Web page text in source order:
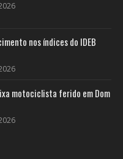
nos índices do IDEB
motociclista ferido em Dom